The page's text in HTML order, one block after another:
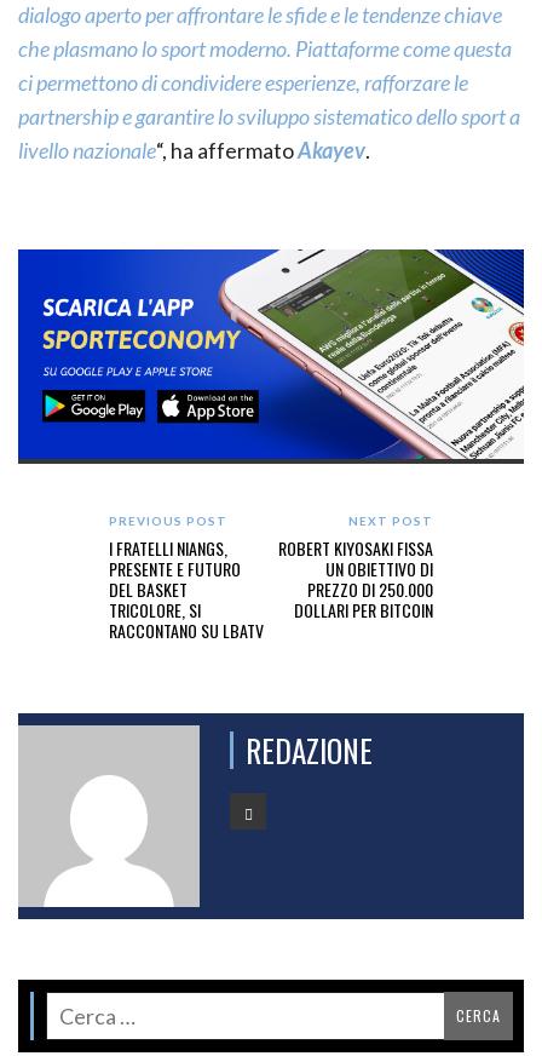
dialogo aperto per affrontare le sfide e le tendenze chiave
che plasmano lo sport moderno. Piattaforme come questa
ci permettono di condividere esperienze, rafforzare le
partnership e garantire lo sviluppo sistematico dello sport a
livello nazionale“, ha affermatoAkayev.
PREVIOUS POST
I FRATELLI NIANGS,
PRESENTE E FUTURO
DEL BASKET
TRICOLORE, SI
RACCONTANO SU LBATV
NEXT POST
ROBERT KIYOSAKI FISSA
UN OBIETTIVO DI
PREZZO DI 250.000
DOLLARI PER BITCOIN
REDAZIONE